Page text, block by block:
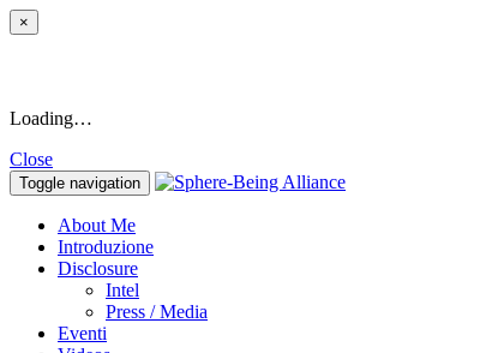
×
Loading…
Close
Toggle navigation
About Me
Introduzione
Disclosure
Intel
Press / Media
Eventi